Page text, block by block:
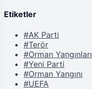
Etiketler
#AK Parti
#Terör
#Orman Yangınları
#Yeni Parti
#Orman Yangını
#UEFA